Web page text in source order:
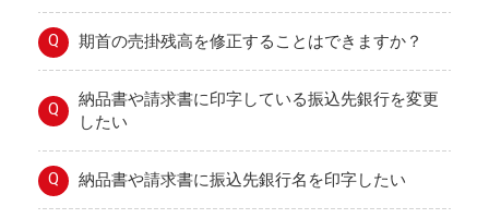
Q 期首の売掛残高を修正することはできますか？
Q
納品書や請求書に印字している振込先銀行を変更
したい
Q 納品書や請求書に振込先銀行名を印字したい